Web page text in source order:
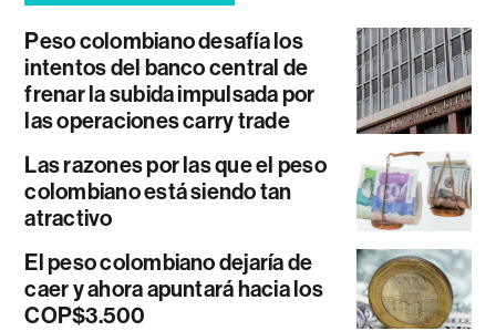
Peso colombiano desafía los
intentos del banco central de
frenar la subida impulsada por
las operaciones carry trade
Las razones por las que el peso
colombiano está siendo tan
atractivo
El peso colombiano dejaría de
caer y ahora apuntará hacia los
COP$3.500